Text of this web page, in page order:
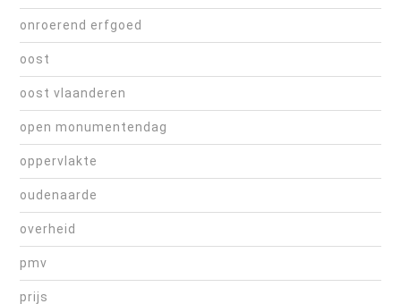
onroerend erfgoed
oost
oost vlaanderen
open monumentendag
oppervlakte
oudenaarde
overheid
pmv
prijs